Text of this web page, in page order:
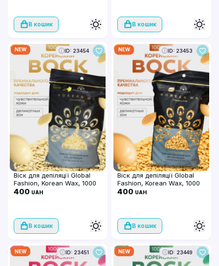
В кошик В кошик
NEW ID: 23454
Віск для депіляції Global
Fashion, Korean Wax, 1000
гр, Vanila, плівковий
400 UAH
В кошик
NEW ID: 23453
Віск для депіляції Global
Fashion, Korean Wax, 1000
гр, Cream, плівковий
400 UAH
В кошик
NEW ID: 23451 NEW ID: 23449